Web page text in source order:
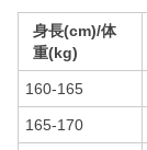
身長(cm)/体
重(kg)
160-165
165-170